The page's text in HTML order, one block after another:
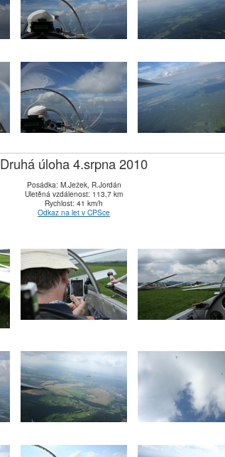
Druhá úloha 4.srpna 2010
Posádka: M.Ježek, R.Jordán
Uletěná vzdálenost: 113,7 km
Rychlost: 41 km/h
Odkaz na let v CPSce